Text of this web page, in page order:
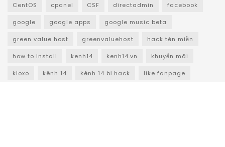
CentOS cpanel CSF directadmin facebook
google google apps google music beta
green value host greenvaluehost hack tên miền
how to install kenh14 kenh14.vn khuyến mãi
kloxo kênh 14 kênh 14 bị hack like fanpage